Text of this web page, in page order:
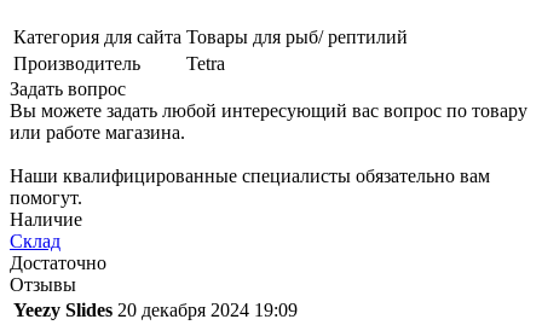
Категория для сайта Товары для рыб/ рептилий
Производитель
Tetra
Задать вопрос
Вы можете задать любой интересующий вас вопрос по товару
или работе магазина.
Наши квалифицированные специалисты обязательно вам
помогут.
Наличие
Склад
Достаточно
Отзывы
Yeezy Slides 20 декабря 2024 19:09